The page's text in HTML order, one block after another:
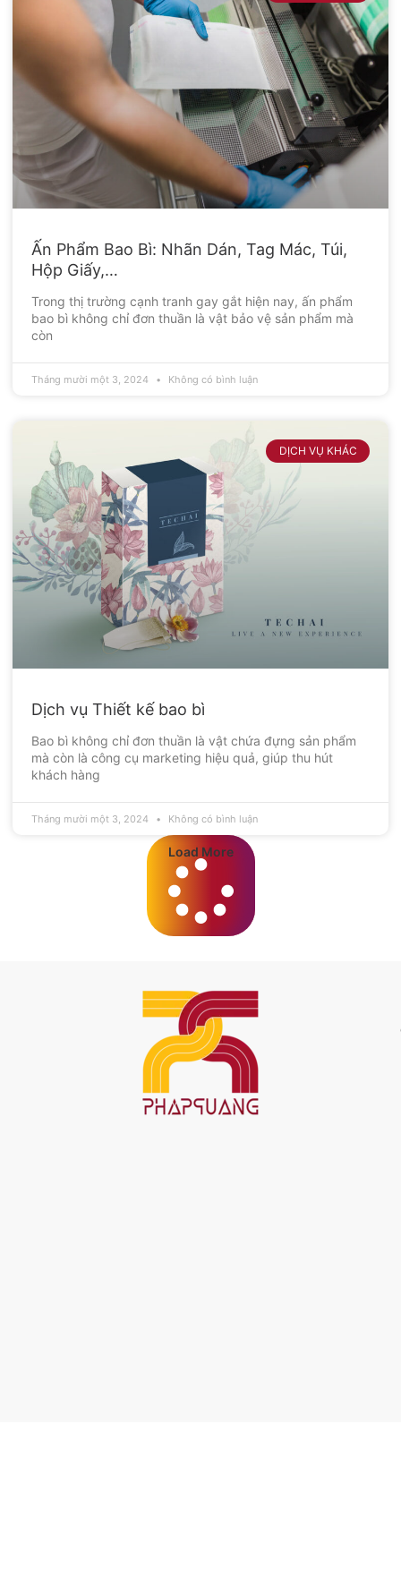
Ấn Phẩm Bao Bì: Nhãn Dán, Tag Mác, Túi,
Hộp Giấy,…
Trong thị trường cạnh tranh gay gắt hiện nay, ấn phẩm
bao bì không chỉ đơn thuần là vật bảo vệ sản phẩm mà
còn
Tháng mười một 3, 2024 Không có bình luận
DỊCH VỤ KHÁC
Dịch vụ Thiết kế bao bì
Bao bì không chỉ đơn thuần là vật chứa đựng sản phẩm
mà còn là công cụ marketing hiệu quả, giúp thu hút
khách hàng
Tháng mười một 3, 2024 Không có bình luận
Load More